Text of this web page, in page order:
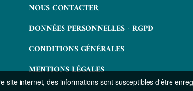
site internet, des informations sont susceptibles d'être
NOUS CONTACTER
DONNÉES PERSONNELLES - RGPD
CONDITIONS GÉNÉRALES
MENTIONS LÉGALES